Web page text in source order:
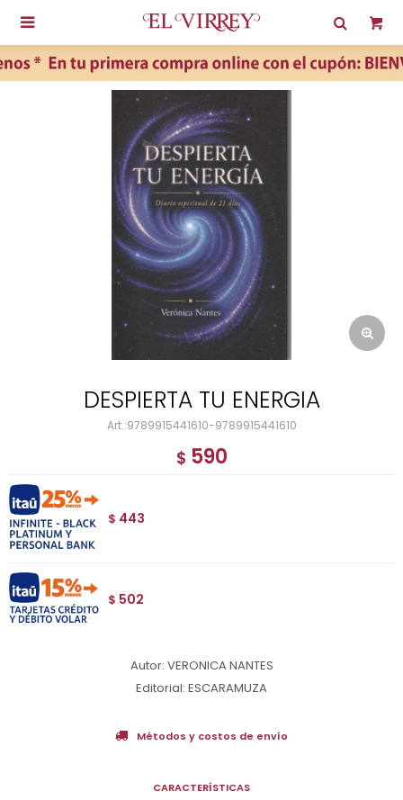

DESPIERTA TU ENERGIA
9789915441610-9789915441610
$ 590
$ 443
$ 502
Autor: VERONICA NANTES
Editorial: ESCARAMUZA
Métodos y costos de envío
CARACTERÍSTICAS